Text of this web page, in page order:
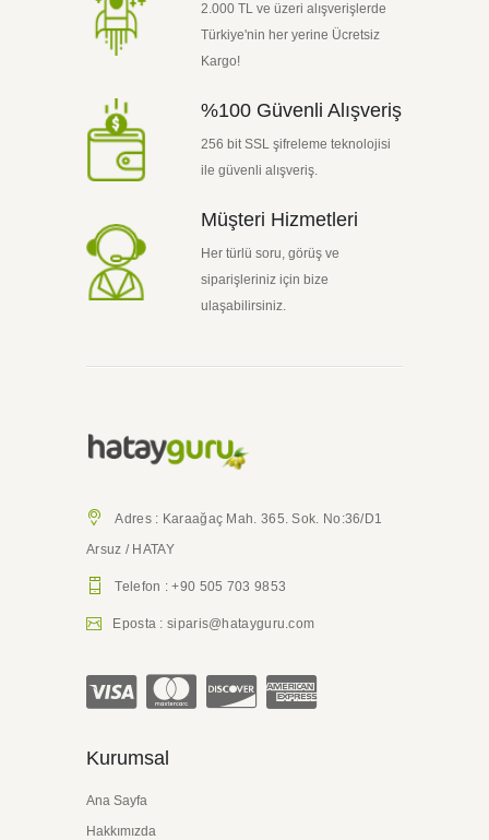
2.000 TL ve üzeri alışverişlerde
Türkiye'nin her yerine Ücretsiz
Kargo!
%100 Güvenli Alışveriş
256 bit SSL şifreleme teknolojisi
ile güvenli alışveriş.
Müşteri Hizmetleri
Her türlü soru, görüş ve
siparişleriniz için bize
ulaşabilirsiniz.
Adres : Karaağaç Mah. 365. Sok. No:36/D1
Arsuz / HATAY
Telefon : +90 505 703 9853
Eposta : siparis@hatayguru.com
Kurumsal
Ana Sayfa
Hakkımızda